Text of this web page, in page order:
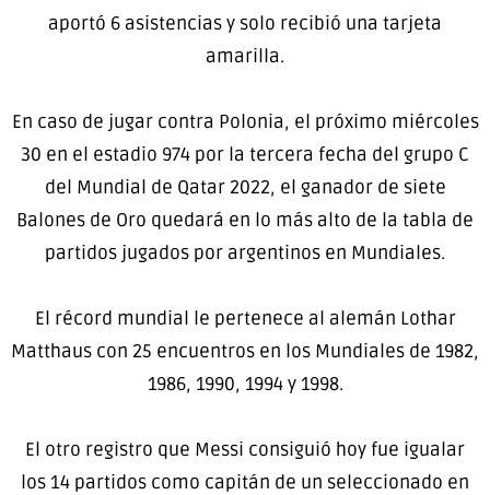
aportó 6 asistencias y solo recibió una tarjeta
amarilla.
En caso de jugar contra Polonia, el próximo miércoles
30 en el estadio 974 por la tercera fecha del grupo C
del Mundial de Qatar 2022, el ganador de siete
Balones de Oro quedará en lo más alto de la tabla de
partidos jugados por argentinos en Mundiales.
El récord mundial le pertenece al alemán Lothar
Matthaus con 25 encuentros en los Mundiales de 1982,
1986, 1990, 1994 y 1998.
El otro registro que Messi consiguió hoy fue igualar
los 14 partidos como capitán de un seleccionado en